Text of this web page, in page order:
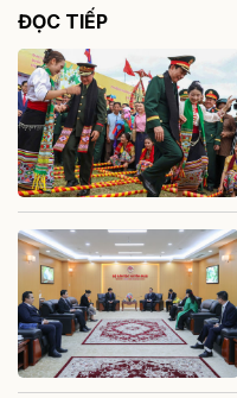
ĐỌC TIẾP